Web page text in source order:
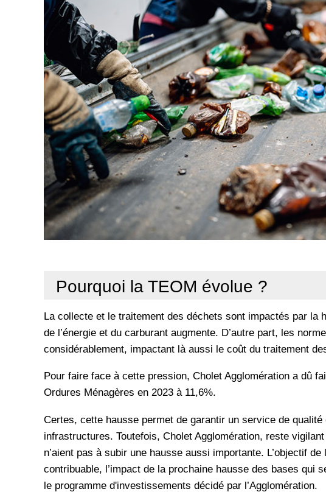
Pourquoi la TEOM évolue ?
La collecte et le traitement des déchets sont impactés par la
de l’énergie et du carburant augmente. D’autre part, les
considérablement, impactant là aussi le coût du traitement
Pour faire face à cette pression, Cholet Agglomération a dû
Ordures Ménagères en 2023 à 11,6%.
Certes, cette hausse permet de garantir un service de qualité
infrastructures. Toutefois, Cholet Agglomération, reste
n’aient pas à subir une hausse aussi importante. L’objectif
contribuable, l’impact de la prochaine hausse des bases qui
le programme d'investissements décidé par l’Agglomération.